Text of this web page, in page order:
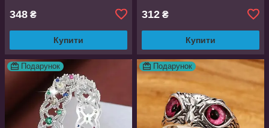
348 ₴
Купити
312 ₴
Купити
Подарунок Подарунок